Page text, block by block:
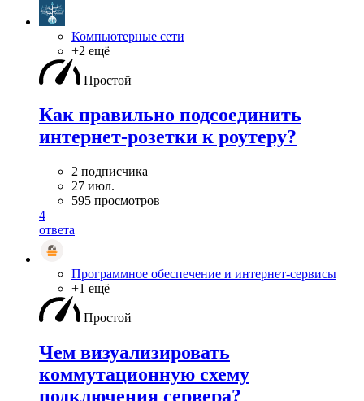
Компьютерные сети
+2 ещё
Простой
Как правильно подсоединить
интернет-розетки к роутеру?
2 подписчика
27 июл.
595 просмотров
4
ответа
Программное обеспечение и интернет-сервисы
+1 ещё
Простой
Чем визуализировать
коммутационную схему
подключения сервера?